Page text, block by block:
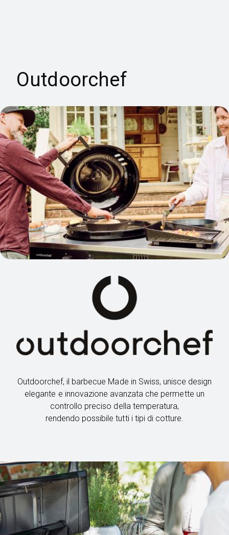
Outdoorchef
Outdoorchef, il barbecue Made in Swiss, unisce design
elegante e innovazione avanzata che permette un
controllo preciso della temperatura,
rendendo possibile tutti i tipi di cotture.